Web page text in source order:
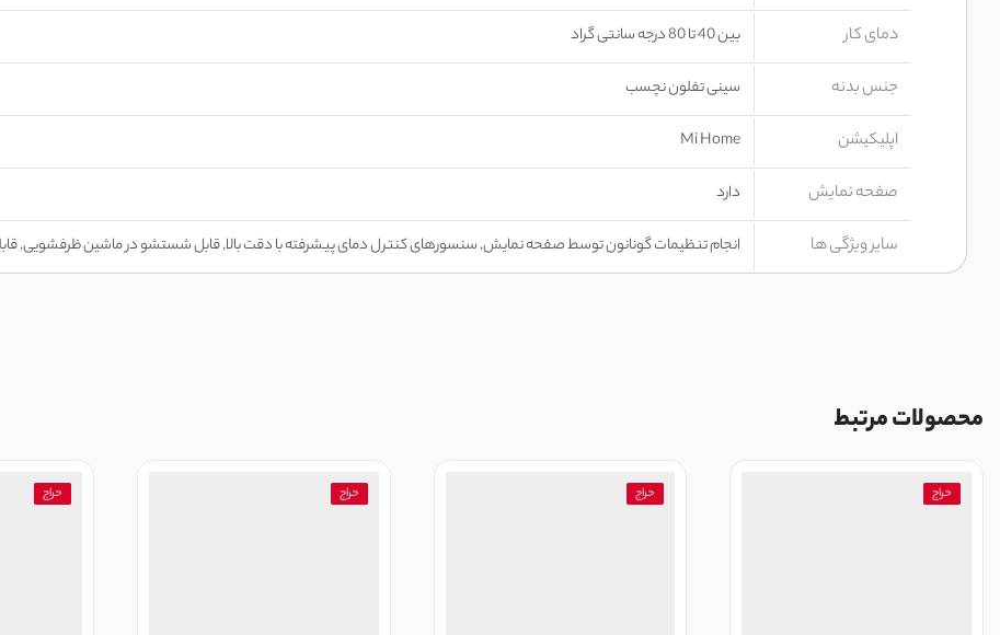
دمای کار بین 40 تا 80 درجه سانتی گراد
جنس بدنه سینی تفلون نچسب
اپلیکیشن Mi Home
صفحه نمایش دارد
سایر ویژگی ها انجام تنظیمات گونانون توسط صفحه نمایش, سنسورهای کنترل دمای پیشرفته با دقت بالا, قابل شستشو در ماشین ظرفشویی,
محصولات مرتبط
حراج حراج حراج حراج